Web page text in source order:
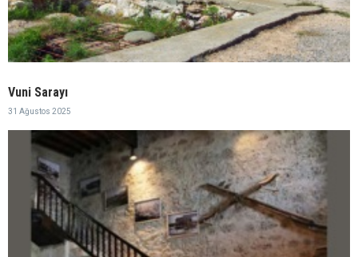
Vuni Sarayı
31 Ağustos 2025